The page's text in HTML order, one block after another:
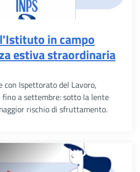
in campo
estiva straordinaria
con Ispettorato del Lavoro,
fino a settembre: sotto la lente
rischio di sfruttamento.